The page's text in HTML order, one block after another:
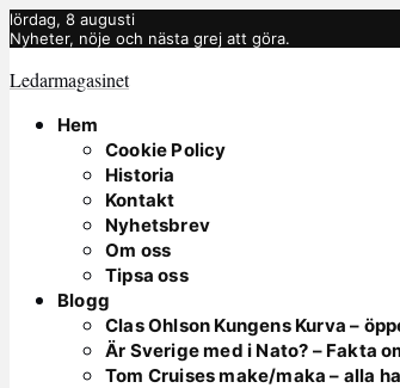
lördag, 8 augusti
Nyheter, nöje och nästa grej att göra.
Ledarmagasinet
Hem
Cookie Policy
Historia
Kontakt
Nyhetsbrev
Om oss
Tipsa oss
Blogg
Clas Ohlson Kungens Kurva –
Är Sverige med i Nato? – Fakta
Tom Cruises make/maka – alla